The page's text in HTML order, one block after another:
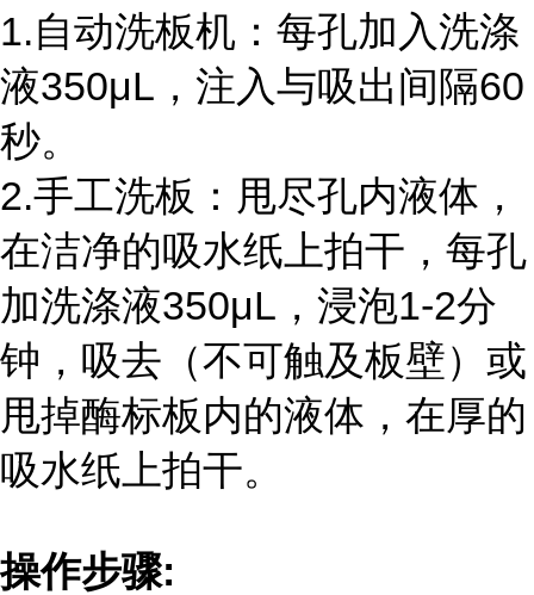
1.自动洗板机：每孔加入洗涤
液350μL ，注入与吸出间隔60
秒。
2.手工洗板：甩尽孔内液体，
在洁净的吸水纸上拍干，每孔
加洗涤液350μL ，浸泡1-2分
钟，吸去（不可触及板壁）或
甩掉酶标板内的液体，在厚的
吸水纸上拍干。
操作步骤: